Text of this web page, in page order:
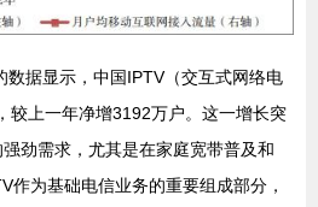
数据显示，中国IPTV（交互式网络电
较上一年净增3192万户。这一增长突
劲需求，尤其是在家庭宽带普及和
作为基础电信业务的重要组成部分，